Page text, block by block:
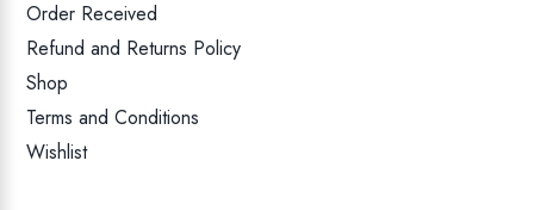
Order Received
Refund and Returns Policy
Shop
Terms and Conditions
Wishlist